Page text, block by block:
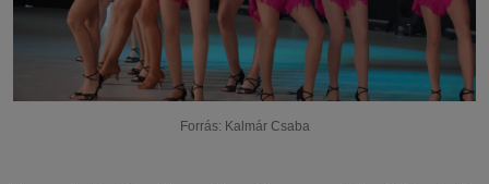
Forrás: Kalmár Csaba